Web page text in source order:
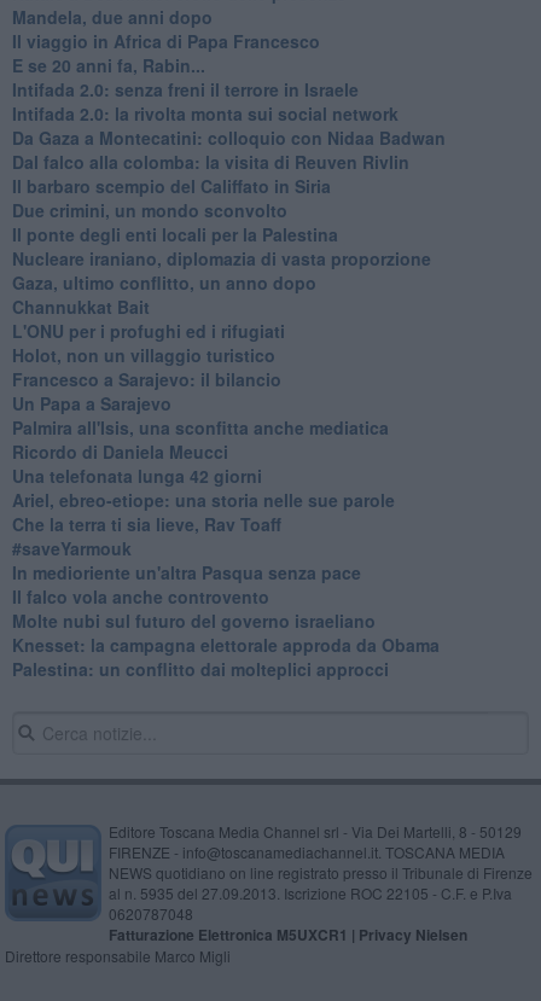
Mandela, due anni dopo
Il viaggio in Africa di Papa Francesco
E se 20 anni fa, Rabin...
Intifada 2.0: senza freni il terrore in Israele
Intifada 2.0: la rivolta monta sui social network
Da Gaza a Montecatini: colloquio con Nidaa Badwan
Dal falco alla colomba: la visita di Reuven Rivlin
Il barbaro scempio del Califfato in Siria
Due crimini, un mondo sconvolto
Il ponte degli enti locali per la Palestina
Nucleare iraniano, diplomazia di vasta proporzione
Gaza, ultimo conflitto, un anno dopo
Channukkat Bait
L'ONU per i profughi ed i rifugiati
Holot, non un villaggio turistico
Francesco a Sarajevo: il bilancio
Un Papa a Sarajevo
Palmira all'Isis, una sconfitta anche mediatica
Ricordo di Daniela Meucci
​Una telefonata lunga 42 giorni
​Ariel, ebreo-etiope: una storia nelle sue parole
Che la terra ti sia lieve, Rav Toaff
​#saveYarmouk
​In medioriente un'altra Pasqua senza pace
​Il falco vola anche controvento
Molte nubi sul futuro del governo israeliano
Knesset: la campagna elettorale approda da Obama
Palestina: un conflitto dai molteplici approcci
Editore Toscana Media Channel srl - Via Dei Martelli, 8 - 50129
FIRENZE - info@toscanamediachannel.it. TOSCANA MEDIA
NEWS quotidiano on line registrato presso il Tribunale di Firenze
al n. 5935 del 27.09.2013. Iscrizione ROC 22105 - C.F. e P.Iva
0620787048
Fatturazione Elettronica M5UXCR1 | Privacy Nielsen
Direttore responsabile Marco Migli